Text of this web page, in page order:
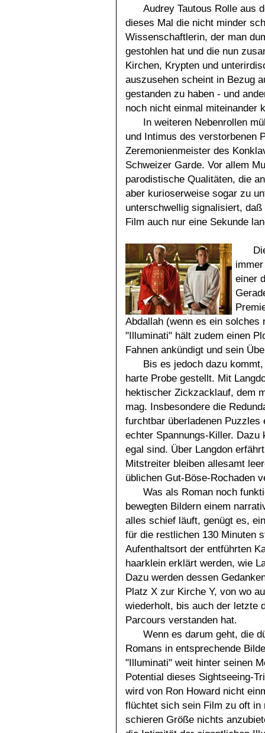
Audrey Tautous Rolle aus
dieses Mal die nicht minder
Wissenschaftlerin, der man
gestohlen hat und die nun
Kirchen, Krypten und
auszusehen scheint in Bezug
gestanden zu haben - und
noch nicht einmal miteinander
In weiteren Nebenrollen
und Intimus des verstorbenen
Zeremonienmeister des
Schweizer Garde. Vor allem
parodistische Qualitäten, die
aber kurioserweise sogar zu
unterschwellig signalisiert,
Film auch nur eine Sekunde
einer
Abdallah (wenn es ein
"Illuminati" hält zudem einen
Fahnen ankündigt und sein
Bis es jedoch dazu
harte Probe gestellt. Mit
hektischer Zickzacklauf, dem
mag. Insbesondere die
furchtbar überladenen
echter Spannungs-Killer.
egal sind. Über Langdon
Mitstreiter bleiben allesamt
üblichen Gut-Böse-Rochaden
Was als Roman noch
bewegten Bildern einem
alles schief läuft, genügt es,
für die restlichen 130 Minuten
Aufenthaltsort der entführten
haarklein erklärt werden, wie
Dazu werden dessen
Platz X zur Kirche Y, von wo
wiederholt, bis auch der letzte
Parcours verstanden hat.
Wenn es darum geht, die
Romans in entsprechende
"Illuminati" weit hinter seinen
Potential dieses Sightseeing-
wird von Ron Howard nicht
flüchtet sich sein Film zu oft in
schieren Größe nichts